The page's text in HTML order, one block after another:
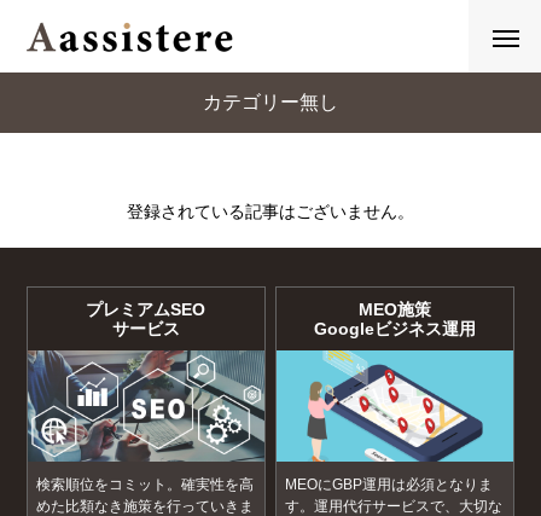
カテゴリー無し
登録されている記事はございません。
プレミアムSEO
サービス
検索順位をコミット。確実性を高
めた比類なき施策を行っていきま
MEO施策
Googleビジネス運用
MEOにGBP運用は必須となりま
す。運用代行サービスで、大切な